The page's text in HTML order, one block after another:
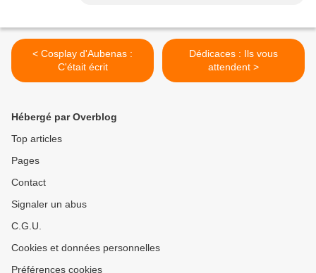
< Cosplay d'Aubenas :
C'était écrit
Dédicaces : Ils vous
attendent >
Hébergé par Overblog
Top articles
Pages
Contact
Signaler un abus
C.G.U.
Cookies et données personnelles
Préférences cookies